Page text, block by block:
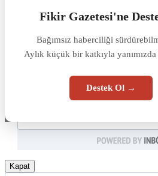
Fikir Gazetesi'ne
Bağımsız haberciliği
Aylık küçük bir katkıyla
Destek Ol →
Kapat